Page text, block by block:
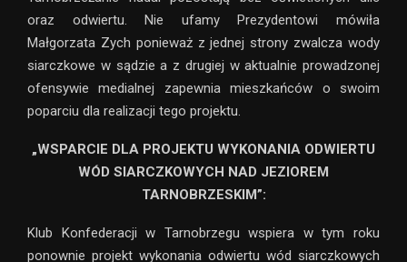
oraz odwiertu. Nie ufamy Prezydentowi mówiła
Małgorzata Zych ponieważ z jednej strony zwalcza wody
siarczkowe w sądzie a z drugiej w aktualnie prowadzonej
ofensywie medialnej zapewnia mieszkańców o swoim
poparciu dla realizacji tego projektu.
„WSPARCIE DLA PROJEKTU WYKONANIA ODWIERTU
WÓD SIARCZKOWYCH NAD JEZIOREM
TARNOBRZESKIM”:
Klub Konfederacji w Tarnobrzegu wspiera w tym roku
ponownie projekt wykonania odwiertu wód siarczkowych